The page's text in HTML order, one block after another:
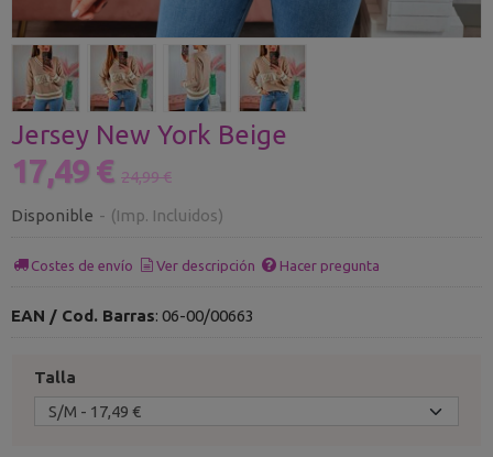
Jersey New York Beige
17,49 € 24,99 €
Disponible - (Imp. Incluidos)
Costes de envío Ver descripción Hacer pregunta
EAN / Cod. Barras: 06-00/00663
Talla